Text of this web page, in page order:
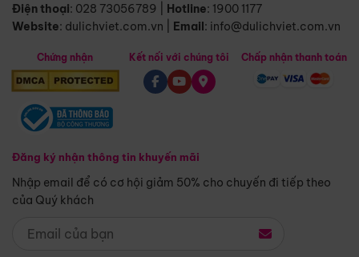
Điện thoại: 028 73056789 Hotline: 1900 1177
Website: dulichviet.com.vn Email: info@dulichviet.com.vn
Chứng nhận
Đăng ký nhận thông tin khuyến mãi
Nhập email để có cơ hội giảm 50% cho chuyến đi tiếp theo
của Quý khách
Kết nối với chúng tôi Chấp nhận thanh toán